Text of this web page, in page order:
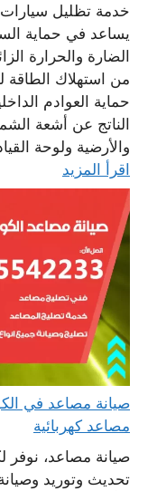
خدمة تظليل سيارات
يساعد في حماية
الضارة والحرارة
من استهلاك الطاقة
حماية العوادم
الناتج عن أشعة
والأرضية ولوحة
اقرأ المزيد
مصاعد كهربائية
صيانة مصاعد، نوفر
تحديث وتوريد